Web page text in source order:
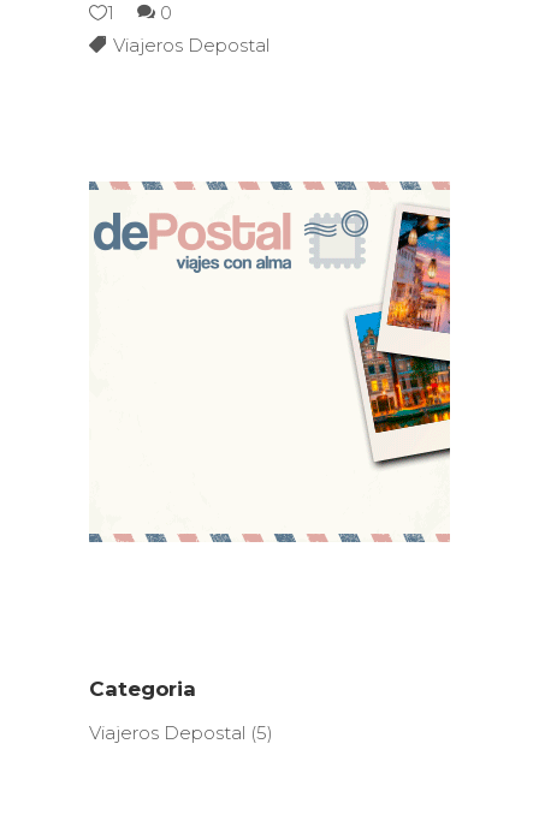
1
0
Viajeros Depostal
Categoria
Viajeros Depostal (5)